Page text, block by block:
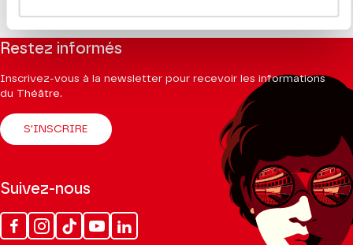
Restez informés
Inscrivez-vous à la newsletter pour recevoir les informations
du Théâtre.
S'INSCRIRE
Suivez-nous
FacebookInstagram
Tik
Tok
YoutubeLinkedin